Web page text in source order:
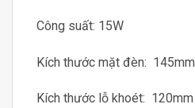
Công suất: 15W
Kích thước mặt đèn: 145mm
Kích thước lỗ khoét: 120mm